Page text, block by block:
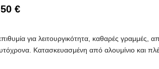
€
για λειτουργικότητα, καθαρές γραμμές,
Κατασκευασμένη από αλουμίνιο και